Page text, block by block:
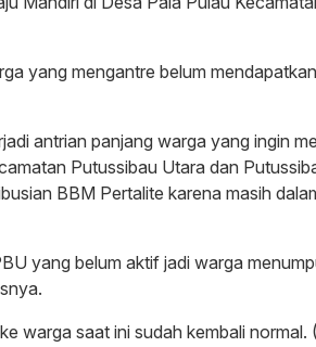
yang mengantre belum
antrian panjang warga yang ingin
Putussibau Utara dan
BBM Pertalite karena masih
yang belum aktif jadi warga
warga saat ini sudah kembali normal.